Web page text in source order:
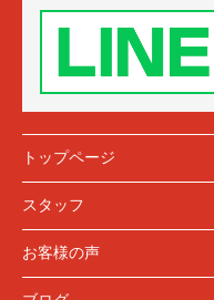
トップページ
スタッフ
お客様の声